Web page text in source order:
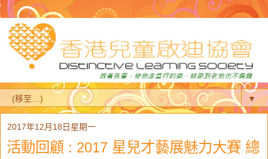
▼
2017年12月18日星期一
活動回顧 : 2017 星兒才藝展魅力大賽 總